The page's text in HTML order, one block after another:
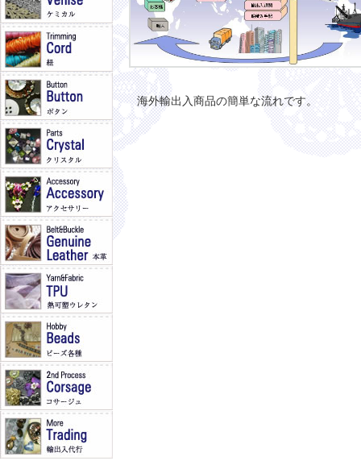
海外輸出入商品の簡単な流れです。